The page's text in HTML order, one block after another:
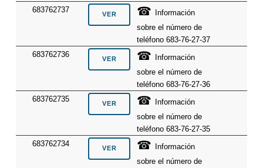
683762737
☎
Información
sobre el número de
teléfono 683-76-27-37
683762736
☎
Información
sobre el número de
teléfono 683-76-27-36
683762735
☎
Información
sobre el número de
teléfono 683-76-27-35
683762734
☎
Información
sobre el número de